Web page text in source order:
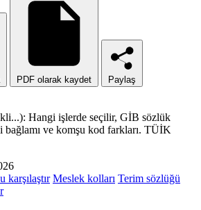
PDF olarak kaydet Paylaş
Hangi işlerde seçilir, GİB sözlük
ve komşu kod farkları. TÜİK
karşılaştır Meslek kolları Terim sözlüğü